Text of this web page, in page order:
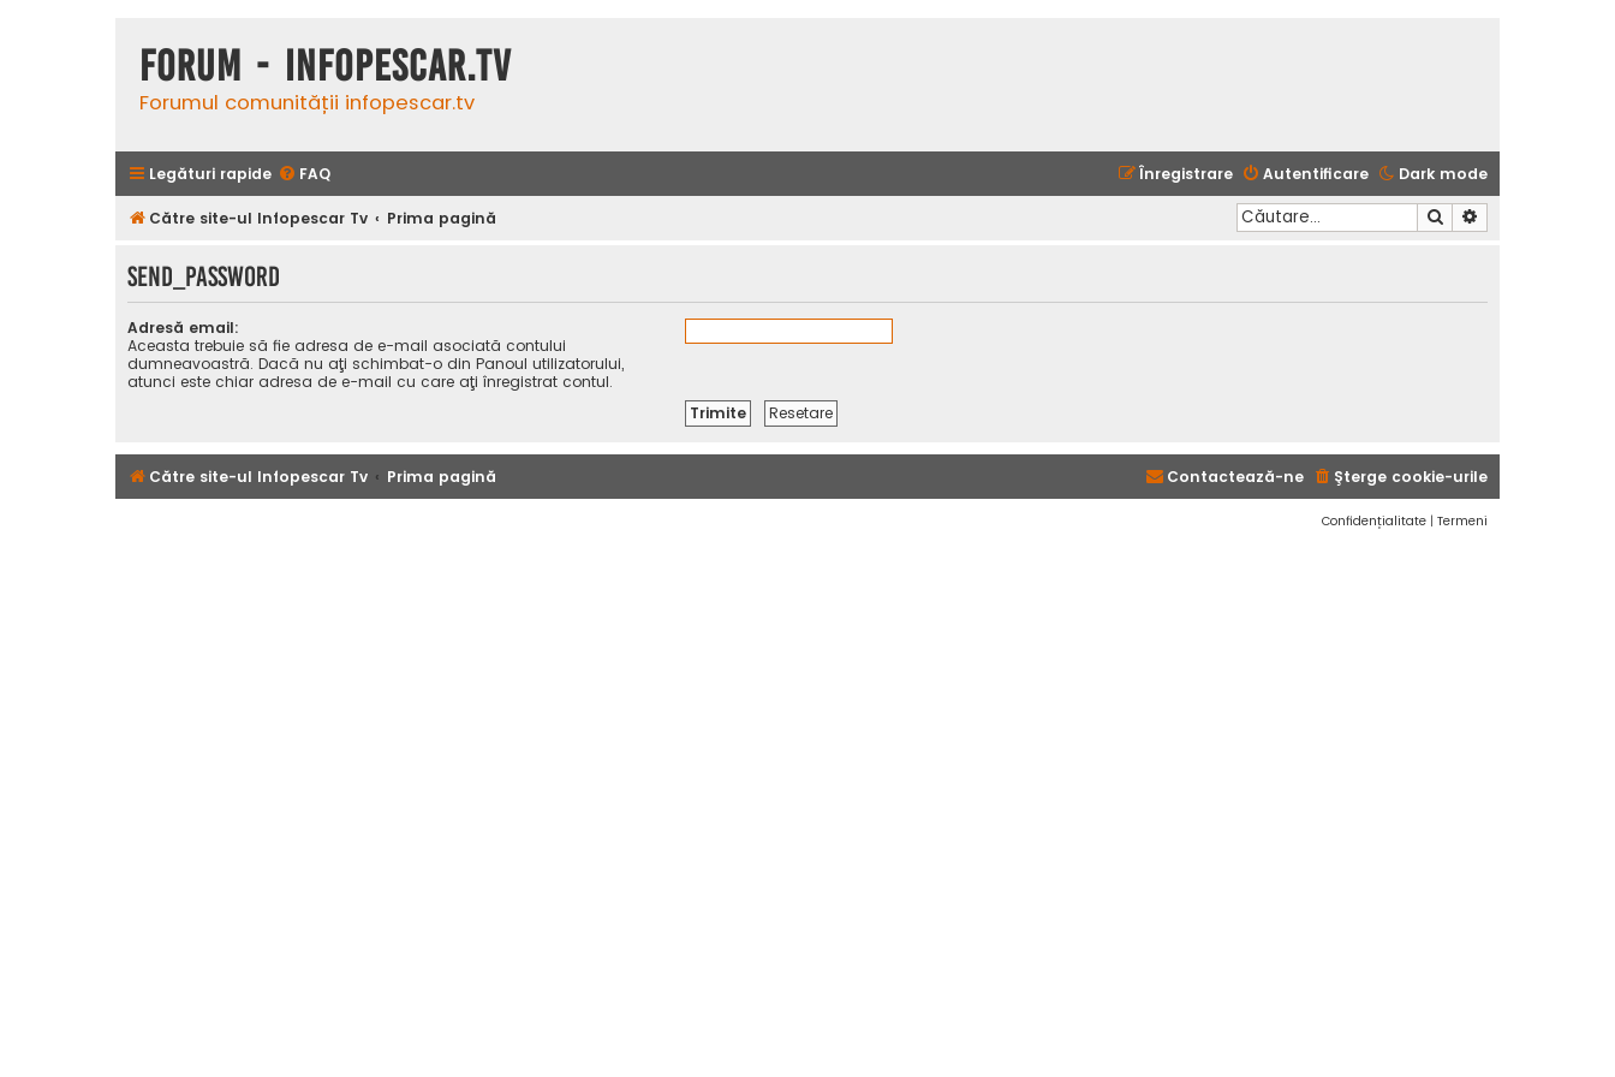
Forum - InfoPescar.Tv
Forumul comunității infopescar.tv
Legături rapide Dark mode
FAQ Autentificare
Înregistrare
Către site-ul Infopescar Tv Prima pagină Căutare
SEND_PASSWORD
Adresă email:
Aceasta trebuie să fie adresa de e-mail asociată contului
dumneavoastră. Dacă nu aţi schimbat-o din Panoul utilizatorului,
atunci este chiar adresa de e-mail cu care aţi înregistrat contul.
Către site-ul Infopescar Tv Prima pagină Şterge cookie-urile
Contactează-ne
Confidențialitate | Termeni